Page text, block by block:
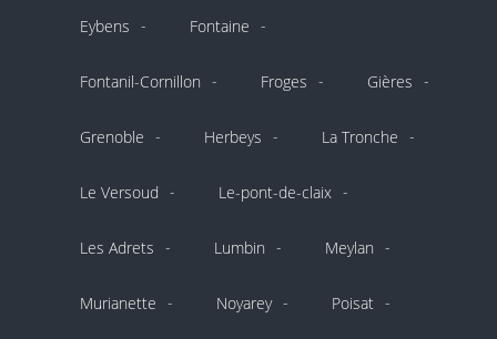
Eybens Fontaine
Fontanil-Cornillon Froges Gières
Grenoble Herbeys La Tronche
Le Versoud Le-pont-de-claix
Les Adrets Lumbin Meylan
Murianette Noyarey Poisat